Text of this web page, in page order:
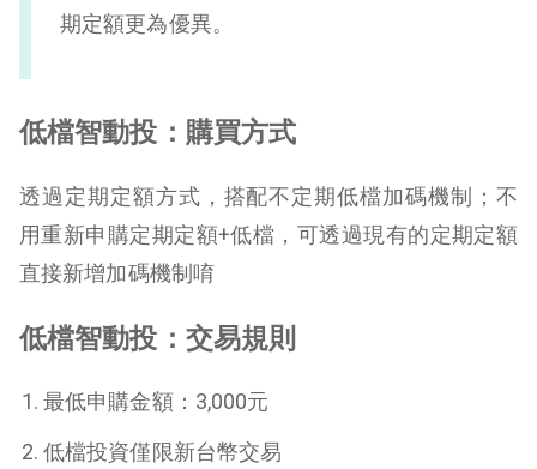
期定額更為優異。
低檔智動投：購買方式
透過定期定額方式，搭配不定期低檔加碼機制
；不
用重新申購定期定額+低檔，可透過現有的定期定額
直接新增加碼機制唷
低檔智動投：交易規則
最低申購金額：3,000元
低檔投資僅限新台幣交易